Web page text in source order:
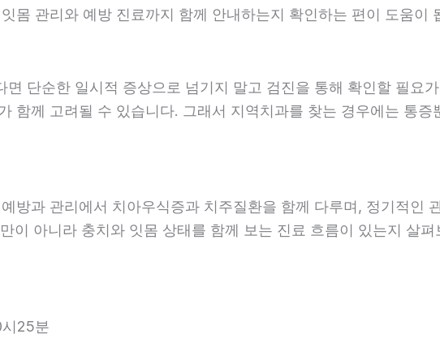
몸 관리와 예방 진료까지 함께 안내하는지 확인하는 편이 도움
단순한 일시적 증상으로 넘기지 말고 검진을 통해 확인할 필요
함께 고려될 수 있습니다. 그래서 지역치과를 찾는 경우에는 통
과 관리에서 치아우식증과 치주질환을 함께 다루며, 정기적인
이 아니라 충치와 잇몸 상태를 함께 보는 진료 흐름이 있는지 살
25분